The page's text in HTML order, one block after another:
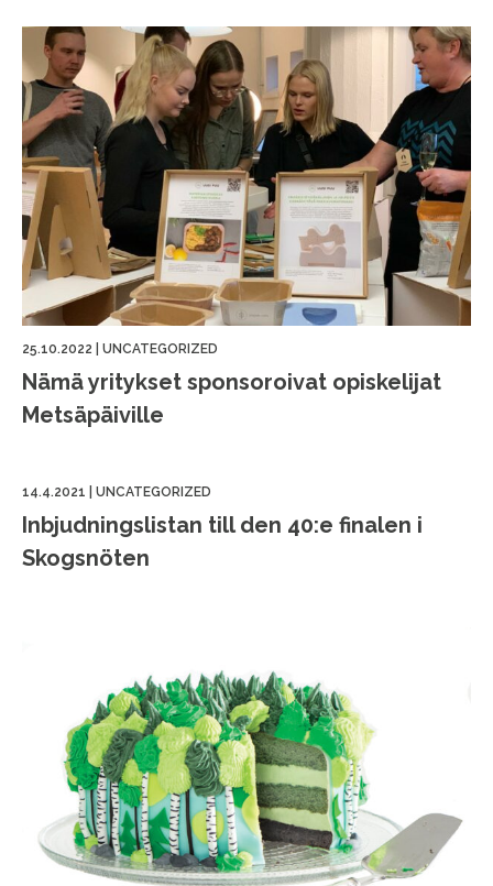
25.10.2022 UNCATEGORIZED
Nämä yritykset sponsoroivat opiskelijat
Metsäpäiville
14.4.2021 UNCATEGORIZED
Inbjudningslistan till den 40:e finalen i
Skogsnöten